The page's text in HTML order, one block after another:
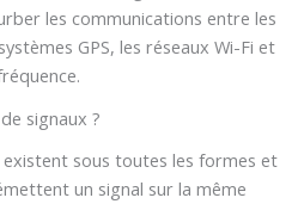
les communications entre les
GPS, les réseaux Wi-Fi et
signaux ?
sous toutes les formes et
un signal sur la même